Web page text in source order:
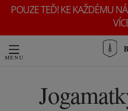
POUZE TEĎ! KE KAŽDÉMU